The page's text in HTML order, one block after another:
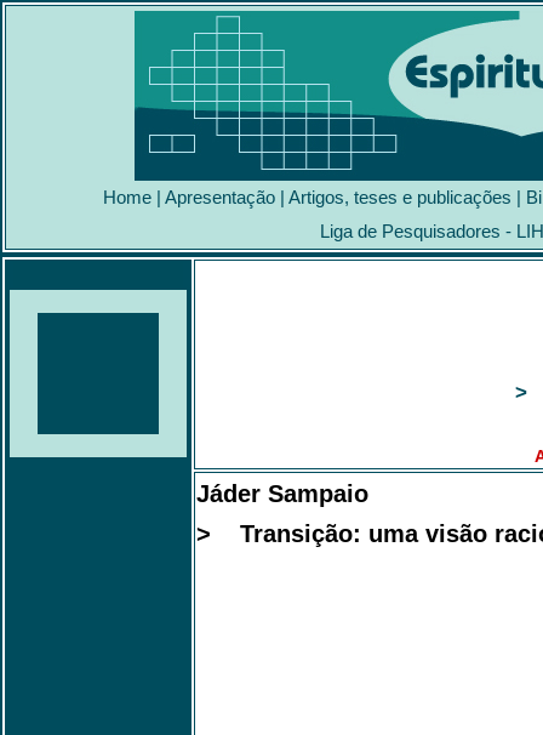
Home | Apresentação | Artigos, teses e publicações |
Liga de Pesquisadores -
>
Jáder Sampaio
> Transição: uma visão